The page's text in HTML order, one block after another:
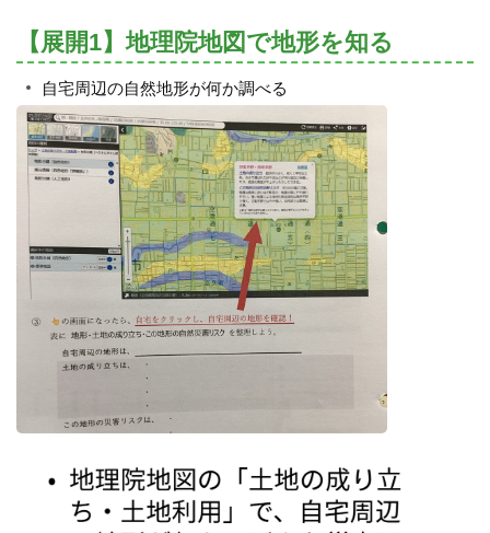
【展開1】地理院地図で地形を知る
自宅周辺の自然地形が何か調べる